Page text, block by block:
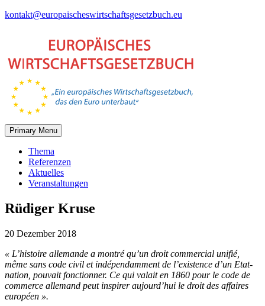
Skip
kontakt@europaischeswirtschaftsgesetzbuch.eu
Primary Menu
Thema
Referenzen
Aktuelles
Veranstaltungen
Rüdiger Kruse
20 Dezember 2018
« L’histoire allemande a montré qu’un droit commercial unifié,
même sans code civil et indépendamment de l’existence d’un Etat-
nation, pouvait fonctionner. Ce qui valait en 1860 pour le code de
commerce allemand peut inspirer aujourd’hui le droit des affaires
européen ».